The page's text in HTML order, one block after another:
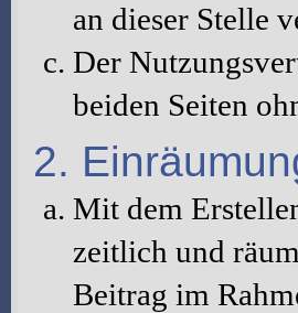
an dieser Stelle
Der
beiden Seiten
2.
Mit dem
zeitlich und
Beitrag im